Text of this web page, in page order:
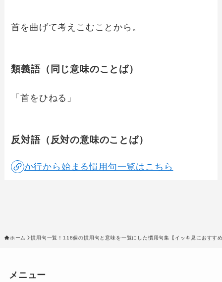
首を曲げて考えこむことから。
類義語（同じ意味のことば）
「首をひねる」
反対語（反対の意味のことば）
か行から始まる慣用句一覧はこちら
ホーム 慣用句一覧！118個の慣用句と意味を一覧にした慣用句集【イッキ見におすす
メニュー